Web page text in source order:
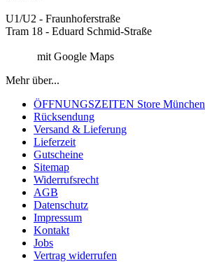
U1/U2 - Fraunhoferstraße
Tram 18 - Eduard Schmid-Straße
mit Google Maps
Mehr über...
ÖFFNUNGSZEITEN Store München
Rücksendung
Versand & Lieferung
Lieferzeit
Gutscheine
Sitemap
Widerrufsrecht
AGB
Datenschutz
Impressum
Kontakt
Jobs
Vertrag widerrufen